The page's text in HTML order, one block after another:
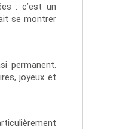
: c’est un
se montrer
permanent.
joyeux et